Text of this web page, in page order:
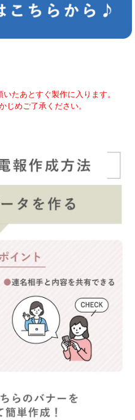
たあとすぐ製作に入ります。
じめご了承ください。